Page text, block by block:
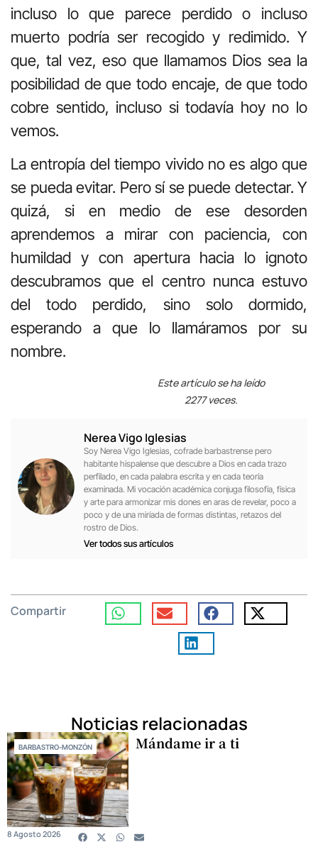
incluso lo que parece perdido o incluso
muerto podría ser recogido y redimido. Y
que, tal vez, eso que llamamos Dios sea la
posibilidad de que todo encaje, de que todo
cobre sentido, incluso si todavía hoy no lo
vemos.
La entropía del tiempo vivido no es algo que
se pueda evitar. Pero sí se puede detectar. Y
quizá, si en medio de ese desorden
aprendemos a mirar con paciencia, con
humildad y con apertura hacia lo ignoto
descubramos que el centro nunca estuvo
del todo perdido, sino solo dormido,
esperando a que lo llamáramos por su
nombre.
Este artículo se ha leído
2277 veces.
Nerea Vigo Iglesias
Soy Nerea Vigo Iglesias, cofrade barbastrense pero
habitante hispalense que descubre a Dios en cada trazo
perfilado, en cada palabra escrita y en cada teoría
examinada. Mi vocación académica conjuga filosofía, física
y arte para armonizar mis dones en aras de revelar, poco a
poco y de una miríada de formas distintas, retazos del
rostro de Dios.
Ver todos sus artículos
Compartir
Noticias relacionadas
BARBASTRO-MONZÓN Mándame ir a ti
8 Agosto 2026